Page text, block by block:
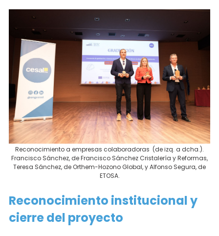
Reconocimiento a empresas colaboradoras (de izq. a dcha.).
Francisco Sánchez, de Francisco Sánchez Cristalería y Reformas,
Teresa Sánchez, de Orthem-Hozono Global, y Alfonso Segura, de
ETOSA.
Reconocimiento institucional y
cierre del proyecto